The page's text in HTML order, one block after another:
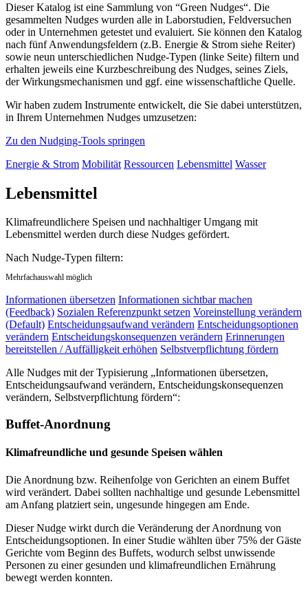
Dieser Katalog ist eine Sammlung von “Green Nudges“. Die
gesammelten Nudges wurden alle in Laborstudien, Feldversuchen
oder in Unternehmen getestet und evaluiert. Sie können den Katalog
nach fünf Anwendungsfeldern (z.B. Energie & Strom siehe Reiter)
sowie neun unterschiedlichen Nudge-Typen (linke Seite) filtern und
erhalten jeweils eine Kurzbeschreibung des Nudges, seines Ziels,
der Wirkungsmechanismen und ggf. eine wissenschaftliche Quelle.
Wir haben zudem Instrumente entwickelt, die Sie dabei unterstützen,
in Ihrem Unternehmen Nudges umzusetzen:
Zu den Nudging-Tools springen
Energie & Strom Mobilität Ressourcen Lebensmittel Wasser
Lebensmittel
Klimafreundlichere Speisen und nachhaltiger Umgang mit
Lebensmittel werden durch diese Nudges gefördert.
Nach Nudge-Typen filtern:
Mehrfachauswahl möglich
Informationen übersetzen Informationen sichtbar machen
(Feedback) Sozialen Referenzpunkt setzen Voreinstellung verändern
(Default) Entscheidungsaufwand verändern Entscheidungsoptionen
verändern Entscheidungskonsequenzen verändern Erinnerungen
bereitstellen / Auffälligkeit erhöhen Selbstverpflichtung fördern
Alle Nudges mit der Typisierung „Informationen übersetzen,
Entscheidungsaufwand verändern, Entscheidungskonsequenzen
verändern, Selbstverpflichtung fördern“:
Buffet-Anordnung
Klimafreundliche und gesunde Speisen wählen
Die Anordnung bzw. Reihenfolge von Gerichten an einem Buffet
wird verändert. Dabei sollten nachhaltige und gesunde Lebensmittel
am Anfang platziert sein, ungesunde hingegen am Ende.
Dieser Nudge wirkt durch die Veränderung der Anordnung von
Entscheidungsoptionen. In einer Studie wählten über 75% der Gäste
Gerichte vom Beginn des Buffets, wodurch selbst unwissende
Personen zu einer gesunden und klimafreundlichen Ernährung
bewegt werden konnten.